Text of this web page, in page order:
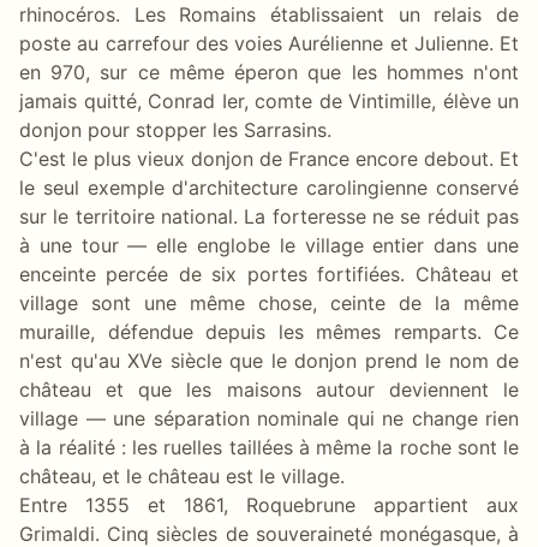
rhinocéros. Les Romains établissaient un relais de
poste au carrefour des voies Aurélienne et Julienne. Et
en 970, sur ce même éperon que les hommes n'ont
jamais quitté, Conrad Ier, comte de Vintimille, élève un
donjon pour stopper les Sarrasins.
C'est le plus vieux donjon de France encore debout. Et
le seul exemple d'architecture carolingienne conservé
sur le territoire national. La forteresse ne se réduit pas
à une tour — elle englobe le village entier dans une
enceinte percée de six portes fortifiées. Château et
village sont une même chose, ceinte de la même
muraille, défendue depuis les mêmes remparts. Ce
n'est qu'au XVe siècle que le donjon prend le nom de
château et que les maisons autour deviennent le
village — une séparation nominale qui ne change rien
à la réalité : les ruelles taillées à même la roche sont le
château, et le château est le village.
Entre 1355 et 1861, Roquebrune appartient aux
Grimaldi. Cinq siècles de souveraineté monégasque, à